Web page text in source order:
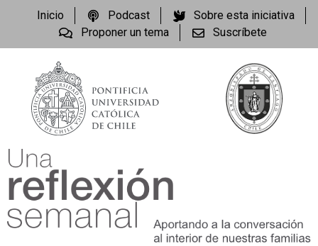
Inicio Podcast
Sobre esta iniciativa
Proponer un tema
Suscríbete